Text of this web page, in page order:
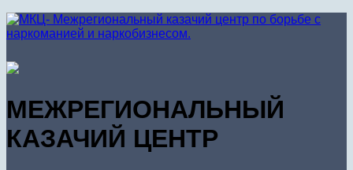
МЕЖРЕГИОНАЛЬНЫЙ
КАЗАЧИЙ ЦЕНТР